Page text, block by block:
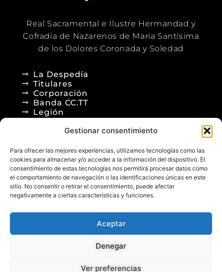
Gestionar consentimiento
Para ofrecer las mejores experiencias, utilizamos tecnologías como las
cookies para almacenar y/o acceder a la información del dispositivo. El
consentimiento de estas tecnologías nos permitirá procesar datos como
el comportamiento de navegación o las identificaciones únicas en este
sitio. No consentir o retirar el consentimiento, puede afectar
negativamente a ciertas características y funciones.
Aceptar
Denegar
Ver preferencias
Real Sacramental e Ilustre Hermandad y
Cofradía de Nazarenos de María Santísima
de los Dolores Coronada y Soledad
La Despedía
Titulares
Corporación
Banda CC.TT
Legión
Agenda
Blog
Contacto
Política de Privacidad
Posicionamiento Web